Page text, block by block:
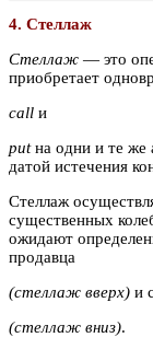
4. Стеллаж
Стеллаж — это
приобретает
call и
putна одни и те же
датой истечения
Стеллаж
существенных
ожидают
продавца
(стеллаж вверх) и
(стеллаж вниз).